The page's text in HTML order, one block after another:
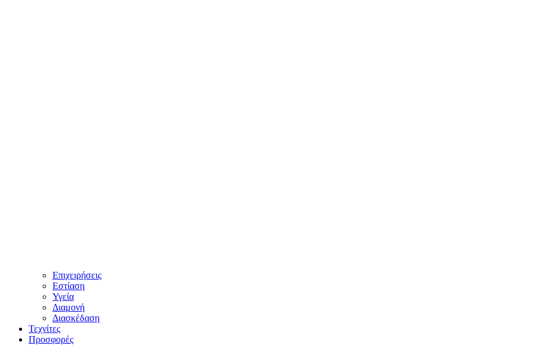
Επιχειρήσεις
Εστίαση
Υγεία
Διαμονή
Διασκέδαση
Τεχνίτες
Προσφορές